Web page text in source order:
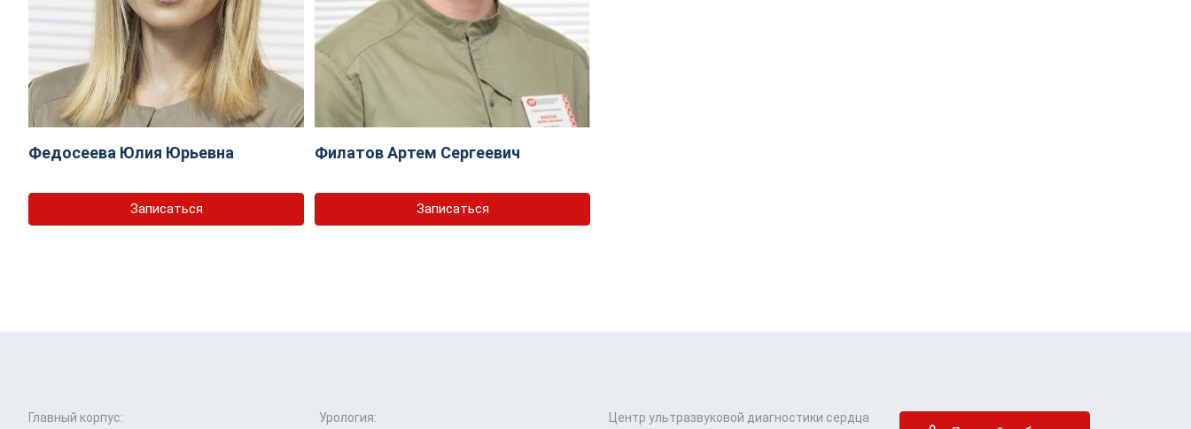
Федосеева Юлия Юрьевна
Записаться
Филатов Артем Сергеевич
Записаться
Главный корпус: Урология:
Центр ультразвуковой диагностики сердца